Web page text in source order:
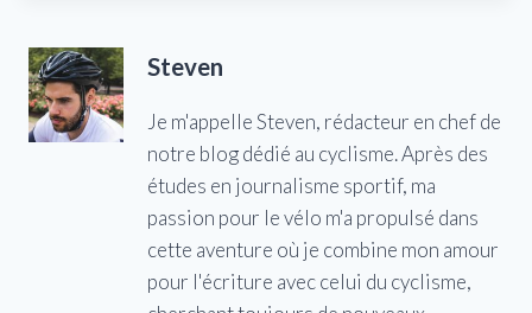
Steven
Je m'appelle Steven, rédacteur en chef de
notre blog dédié au cyclisme. Après des
études en journalisme sportif, ma
passion pour le vélo m'a propulsé dans
cette aventure où je combine mon amour
pour l'écriture avec celui du cyclisme,